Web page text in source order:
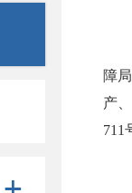
障
产
711